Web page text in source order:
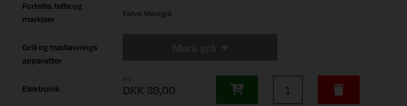
Fortelte. telte og
markiser
Grill og madlavnings
apparatter
Elektronik
Farve: Mørkgrå
DKK 39,00